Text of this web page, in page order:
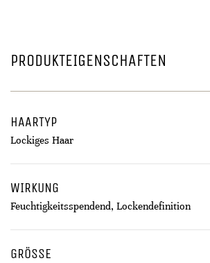
PRODUKTEIGENSCHAFTEN
HAARTYP
Lockiges Haar
WIRKUNG
Feuchtigkeitsspendend, Lockendefinition
GRÖSSE